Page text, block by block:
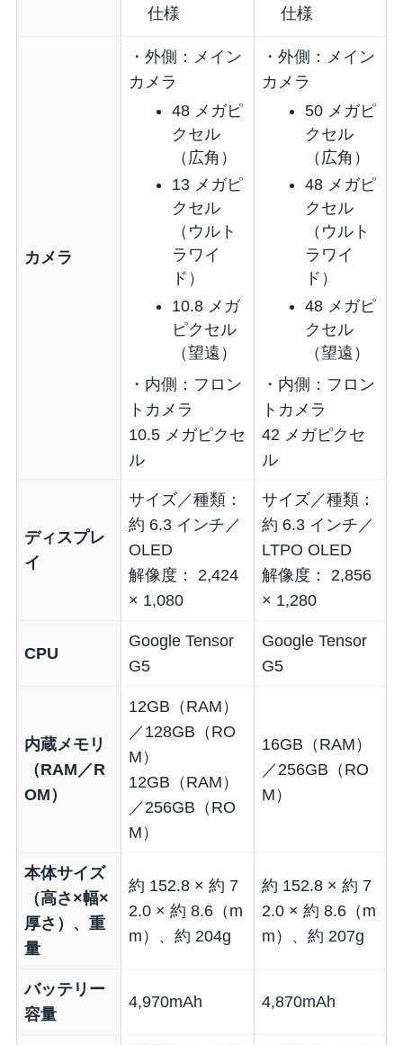
仕様 仕様
カメラ
・外側：メイン
カメラ
48 メガピ
クセル
（広角）
13 メガピ
クセル
（ウルト
ラワイ
ド）
10.8 メガ
ピクセル
（望遠）
・内側：フロン
トカメラ
10.5 メガピクセ
ル
・外側：メイン
カメラ
50 メガピ
クセル
（広角）
48 メガピ
クセル
（ウルト
ラワイ
ド）
48 メガピ
クセル
（望遠）
・内側：フロン
トカメラ
42 メガピクセ
ル
ディスプレ
イ
サイズ／種類：
約 6.3 インチ／
OLED
解像度： 2,424
× 1,080
サイズ／種類：
約 6.3 インチ／
LTPO OLED
解像度： 2,856
× 1,280
CPU
Google Tensor
G5
Google Tensor
G5
内蔵メモリ
（RAM／R
OM）
12GB（RAM）
／128GB（RO
M）
12GB（RAM）
／256GB（RO
M）
16GB（RAM）
／256GB（RO
M）
本体サイズ
（高さ×幅×
厚さ）、重
量
約 152.8 × 約 7
2.0 × 約 8.6（m
m）、約 204g
約 152.8 × 約 7
2.0 × 約 8.6（m
m）、約 207g
バッテリー
容量
4,970mAh 4,870mAh